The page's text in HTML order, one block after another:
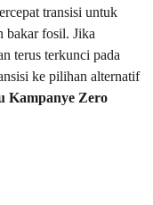
transisi untuk
bakar fosil. Jika
terus terkunci pada
ke pilihan alternatif
Kampanye Zero